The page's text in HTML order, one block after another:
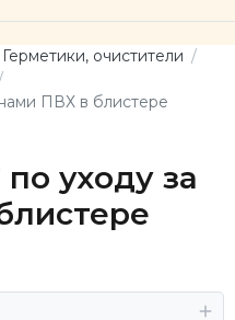
Герметики, очистители
ПВХ в блистере
уходу за